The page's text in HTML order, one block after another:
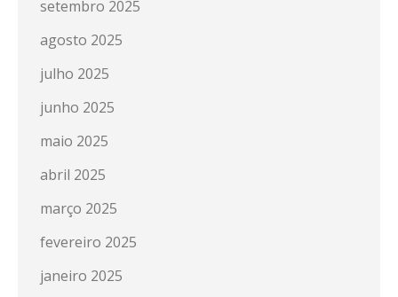
setembro 2025
agosto 2025
julho 2025
junho 2025
maio 2025
abril 2025
março 2025
fevereiro 2025
janeiro 2025